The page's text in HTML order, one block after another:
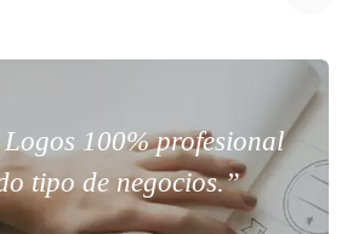
100% profesional
tipo de negocios.”